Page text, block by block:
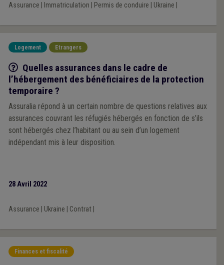
Assurance Immatriculation Permis de conduire Ukraine
Logement Etrangers
Q/R
Quelles assurances dans le cadre de
l’hébergement des bénéficiaires de la protection
temporaire ?
Assuralia répond à un certain nombre de questions relatives aux
assurances couvrant les réfugiés hébergés en fonction de s’ils
sont hébergés chez l’habitant ou au sein d’un logement
indépendant mis à leur disposition.
28 Avril 2022
Assurance Ukraine Contrat|
Finances et fiscalité